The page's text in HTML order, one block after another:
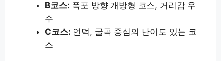
B코스: 폭포 방향 개방형 코스, 거리감 우
수
C코스: 언덕, 굴곡 중심의 난이도 있는 코
스